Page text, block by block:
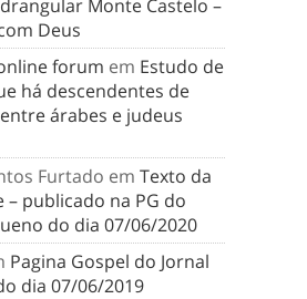
Monte Castelo –
Deus
forum em Estudo de
há descendentes de
árabes e judeus
Furtado em Texto da
– publicado na PG do
do dia 07/06/2020
Pagina Gospel do Jornal
dia 07/06/2019